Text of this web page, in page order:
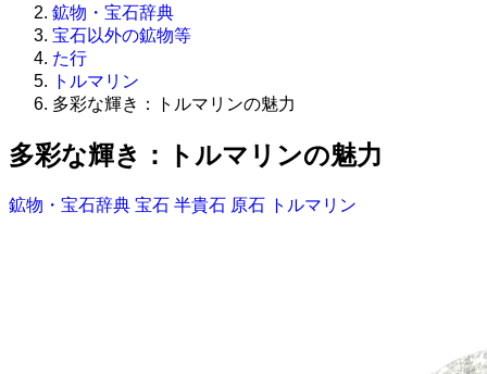
鉱物・宝石辞典
宝石以外の鉱物等
た行
トルマリン
多彩な輝き：トルマリンの魅力
多彩な輝き：トルマリンの魅力
鉱物・宝石辞典 宝石 半貴石 原石 トルマリン